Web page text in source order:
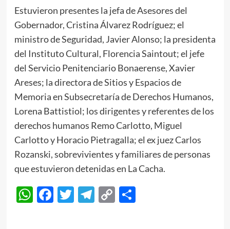
Estuvieron presentes la jefa de Asesores del
Gobernador, Cristina Álvarez Rodríguez; el
ministro de Seguridad, Javier Alonso; la presidenta
del Instituto Cultural, Florencia Saintout; el jefe
del Servicio Penitenciario Bonaerense, Xavier
Areses; la directora de Sitios y Espacios de
Memoria en Subsecretaría de Derechos Humanos,
Lorena Battistiol; los dirigentes y referentes de los
derechos humanos Remo Carlotto, Miguel
Carlotto y Horacio Pietragalla; el ex juez Carlos
Rozanski, sobrevivientes y familiares de personas
que estuvieron detenidas en La Cacha.
WhatsApp
Facebook
Twitter
Telegram
CopyCompartir